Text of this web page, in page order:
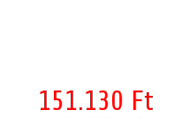
151.130 Ft